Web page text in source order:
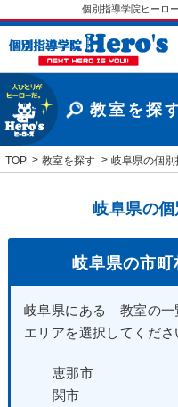
個別指導学院ヒーロ
教室を探
TOP 教室を探す 岐阜県の個
岐阜県の
岐阜県の市
岐阜県にある 教室の一
エリアを選択してくださ
恵那市
関市